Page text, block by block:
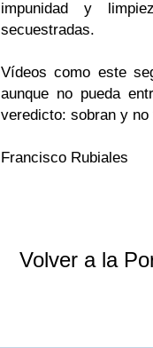
impunidad y
secuestradas.
Vídeos como este
aunque no pueda
veredicto: sobran y no
Francisco Rubiales
Volver a la